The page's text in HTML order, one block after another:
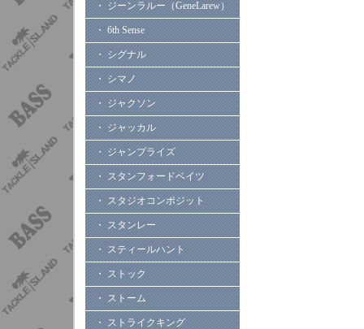
・ ジーンラルー（GeneLarew）
・ 6th Sense
・ シグナル
・ シマノ
・ ジャクソン
・ ジャッカル
・ ジャンプライズ
・ スタンフォードベイツ
・ スタジオコンポジット
・ スタンレー
・ スティールハント
・ ストック
・ ストーム
・ ストライクキング